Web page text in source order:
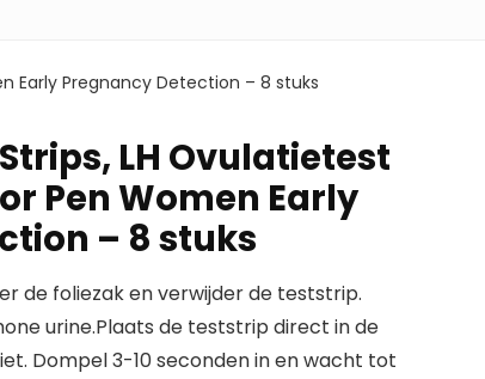
Early Pregnancy Detection – 8 stuks
LH Ovulatietest
Pen Women Early
– 8 stuks
de foliezak en verwijder de teststrip.
urine.Plaats de teststrip direct in de
Dompel 3-10 seconden in en wacht tot